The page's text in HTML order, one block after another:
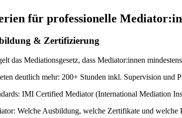
für professionelle
& Zertifizierung
das Mediationsgesetz, dass Mediator:innen
deutlich mehr: 200+ Stunden inkl. Supervision und
IMI Certified Mediator (International Mediation
Welche Ausbildung, welche Zertifikate und welche